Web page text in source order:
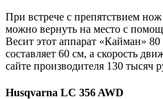
При встрече с препятствием нож
можно вернуть на место с
Весит этот аппарат «Кайман»
составляет 60 см, а скорость
сайте производителя 130 тысяч
Husqvarna LC 356 AWD